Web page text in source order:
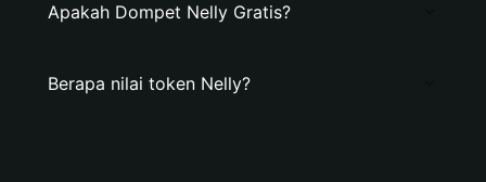
Apakah Dompet Nelly Gratis?
Berapa nilai token Nelly?